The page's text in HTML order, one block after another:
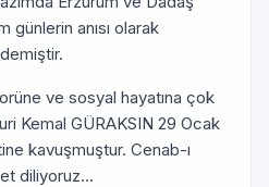
günlerin anısı olarak
ve sosyal hayatına çok
Kemal GÜRAKSIN 29 Ocak
kavuşmuştur. Cenab-ı
diliyoruz...